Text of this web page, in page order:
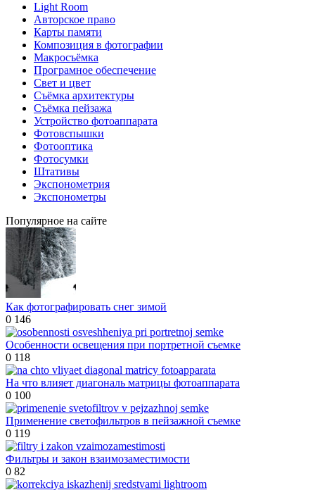
Light Room
Авторское право
Карты памяти
Композиция в фотографии
Макросъёмка
Програмное обеспечение
Свет и цвет
Съёмка архитектуры
Съёмка пейзажа
Устройство фотоаппарата
Фотовспышки
Фотооптика
Фотосумки
Штативы
Экспонометрия
Экспонометры
Популярное на сайте
Как фотографировать снег зимой
0 146
Особенности освещения при портретной съемке
0 118
На что влияет диагональ матрицы фотоаппарата
0 100
Применение светофильтров в пейзажной съемке
0 119
Фильтры и закон взаимозаместимости
0 82